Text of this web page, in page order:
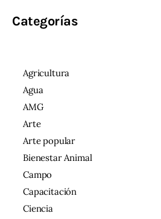
Categorías
Agricultura
Agua
AMG
Arte
Arte popular
Bienestar Animal
Campo
Capacitación
Ciencia